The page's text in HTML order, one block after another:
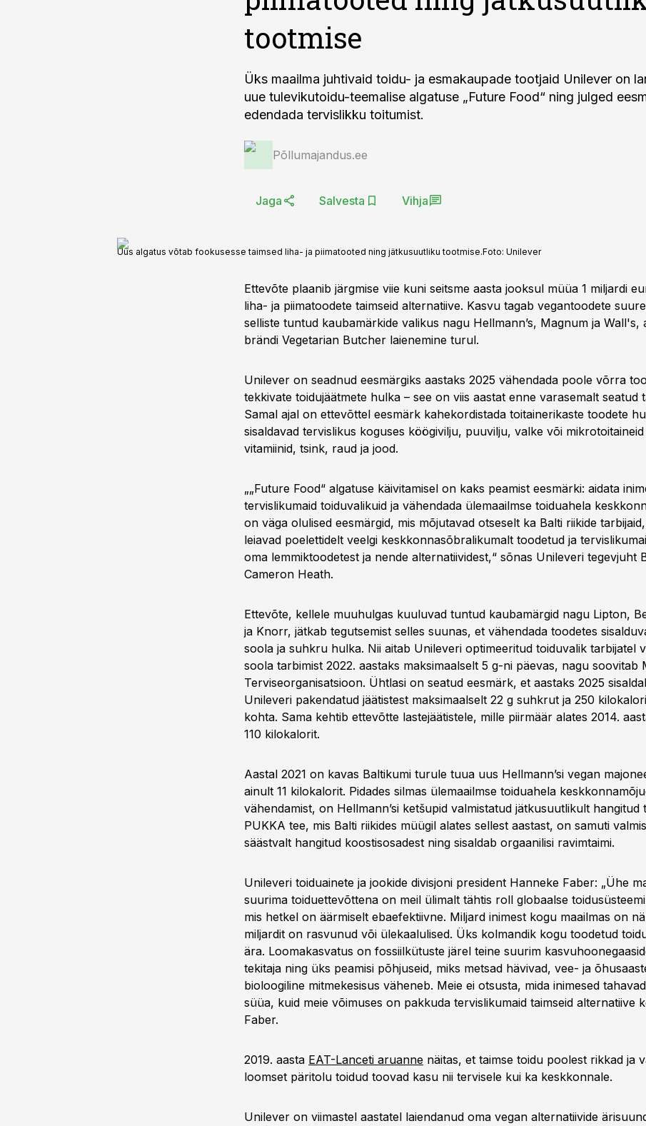
tootmise
Üks maailma juhtivaid toidu- ja esmakaupade tootjaid Unilever on
uue tulevikutoidu-teemalise algatuse „Future Food“ ning julged
edendada tervislikku toitumist.
Põllumajandus.ee
Jaga Salvesta Vihja
Uus algatus võtab fookusesse taimsed liha- ja piimatooted ning jätkusuutliku tootmise.Foto: Unilever
Ettevõte plaanib järgmise viie kuni seitsme aasta jooksul müüa 1 miljardi
liha- ja piimatoodete taimseid alternatiive. Kasvu tagab vegantoodete
selliste tuntud kaubamärkide valikus nagu Hellmann’s, Magnum ja Wall's,
brändi Vegetarian Butcher laienemine turul.
Unilever on seadnud eesmärgiks aastaks 2025 vähendada poole võrra
tekkivate toidujäätmete hulka – see on viis aastat enne varasemalt seatud
Samal ajal on ettevõttel eesmärk kahekordistada toitainerikaste toodete
sisaldavad tervislikus koguses köögivilju, puuvilju, valke või
vitamiinid, tsink, raud ja jood.
„„Future Food“ algatuse käivitamisel on kaks peamist eesmärki: aidata
tervislikumaid toiduvalikuid ja vähendada ülemaailmse toiduahela
on väga olulised eesmärgid, mis mõjutavad otseselt ka Balti riikide
leiavad poelettidelt veelgi keskkonnasõbralikumalt toodetud ja
oma lemmiktoodetest ja nende alternatiividest,“ sõnas Unileveri tegevjuht
Cameron Heath.
Ettevõte, kellele muuhulgas kuuluvad tuntud kaubamärgid nagu Lipton,
ja Knorr, jätkab tegutsemist selles suunas, et vähendada toodetes
soola ja suhkru hulka. Nii aitab Unileveri optimeeritud toiduvalik tarbijatel
soola tarbimist 2022. aastaks maksimaalselt 5 g-ni päevas, nagu soovitab
Terviseorganisatsioon. Ühtlasi on seatud eesmärk, et aastaks 2025
Unileveri pakendatud jäätistest maksimaalselt 22 g suhkrut ja 250
kohta. Sama kehtib ettevõtte lastejäätistele, mille piirmäär alates 2014.
110 kilokalorit.
Aastal 2021 on kavas Baltikumi turule tuua uus Hellmann’si vegan
ainult 11 kilokalorit. Pidades silmas ülemaailmse toiduahela
vähendamist, on Hellmann’si ketšupid valmistatud jätkusuutlikult hangitud
PUKKA tee, mis Balti riikides müügil alates sellest aastast, on samuti
säästvalt hangitud koostisosadest ning sisaldab orgaanilisi ravimtaimi.
Unileveri toiduainete ja jookide divisjoni president Hanneke Faber: „Ühe
suurima toiduettevõttena on meil ülimalt tähtis roll globaalse
mis hetkel on äärmiselt ebaefektiivne. Miljard inimest kogu maailmas on
miljardit on rasvunud või ülekaalulised. Üks kolmandik kogu toodetud
ära. Loomakasvatus on fossiilkütuste järel teine suurim
tekitaja ning üks peamisi põhjuseid, miks metsad hävivad, vee- ja
bioloogiline mitmekesisus väheneb. Meie ei otsusta, mida inimesed
süüa, kuid meie võimuses on pakkuda tervislikumaid taimseid alternatiive
Faber.
2019. aasta EAT-Lanceti aruanne näitas, et taimse toidu poolest rikkad ja
loomset päritolu toidud toovad kasu nii tervisele kui ka keskkonnale.
Unilever on viimastel aastatel laiendanud oma vegan alternatiivide